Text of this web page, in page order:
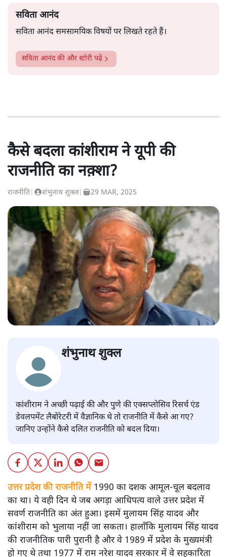
सविता आनंद
सविता आनंद समसामयिक विषयों पर लिखते रहते हैं।
सविता आनंदकी और स्टोरी पढ़ें
कैसे बदला कांशीराम ने यूपी की
राजनीति का नक़्शा?
राजनीति शंभुनाथ शुक्ल| 29 MAR, 2025
शंभुनाथ शुक्ल
कांशीराम ने अच्छी पढ़ाई की और पुणे की एक्सप्लोसिव रिसर्च एंड
डेवलपमेंट लैबोरेटरी में वैज्ञानिक थे तो राजनीति में कैसे आ गए?
जानिए उन्होंने कैसे दलित राजनीति को बदल दिया।
उत्तर प्रदेश की राजनीति में1990 का दशक आमूल-चूल बदलाव
का था। ये वही दिन थे जब अगड़ा आधिपत्य वाले उत्तर प्रदेश में
सवर्ण राजनीति का अंत हुआ। इसमें मुलायम सिंह यादव और
कांशीराम को भुलाया नहीं जा सकता। हालाँकि मुलायम सिंह यादव
की राजनीतिक पारी पुरानी है और वे 1989 में प्रदेश के मुख्यमंत्री
हो गए थे तथा 1977 में राम नरेश यादव सरकार में वे सहकारिता